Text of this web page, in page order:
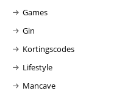
Games
Gin
Kortingscodes
Lifestyle
Mancave